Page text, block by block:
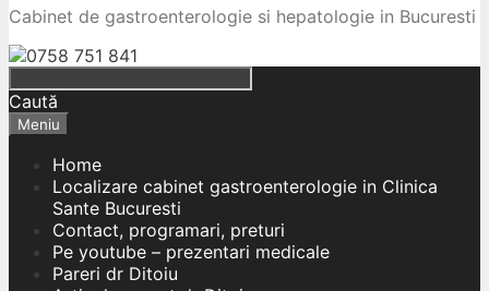
Cabinet de gastroenterologie si hepatologie in Bucuresti
Caută
Meniu
Home
Localizare cabinet gastroenterologie in Clinica
Sante Bucuresti
Contact, programari, preturi
Pe youtube – prezentari medicale
Pareri dr Ditoiu